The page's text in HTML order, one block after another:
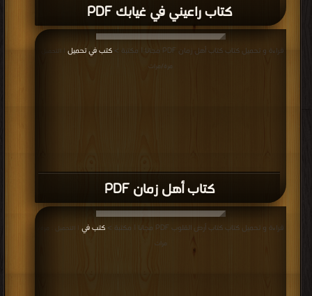
كتاب راعيني في غيابك PDF
كتاب أهل زمان PDF
قراءة و تحميل كتاب كتاب أهل زمان PDF مجانا | مكتبة > كتب في تحميل
| التحميل :
مرة/مرات
قراءة و تحميل كتاب كتاب أرض القلوب PDF مجانا | مكتبة > كتب في
| التحميل : مرة/
مرات